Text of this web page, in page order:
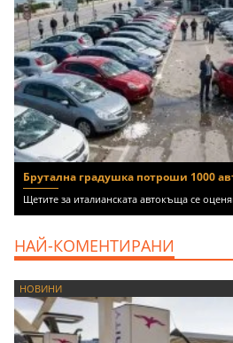
Брутална градушка потроши 1000
Щетите за италианската автокъща се
НАЙ-КОМЕНТИРАНИ
НОВИНИ